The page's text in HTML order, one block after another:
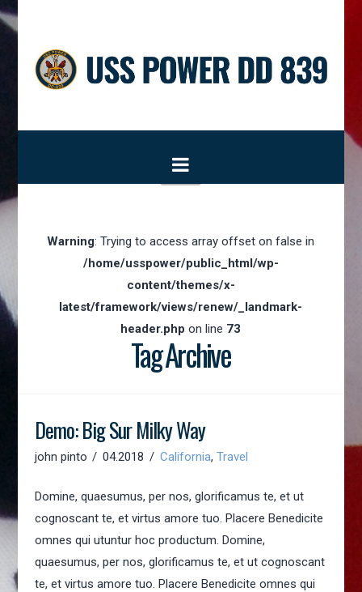
Navigation
Warning: Trying to access array offset on false in
/home/usspower/public_html/wp-
content/themes/x-
latest/framework/views/renew/_landmark-
header.php on line 73
Tag Archive
Demo: Big Sur Milky Way
john pinto 04.2018 California, Travel
Domine, quaesumus, per nos, glorificamus te, et ut
cognoscant te, et virtus amore tuo. Placere Benedicite
omnes qui utuntur hoc productum. Domine,
quaesumus, per nos, glorificamus te, et ut cognoscant
te, et virtus amore tuo. Placere Benedicite omnes qui